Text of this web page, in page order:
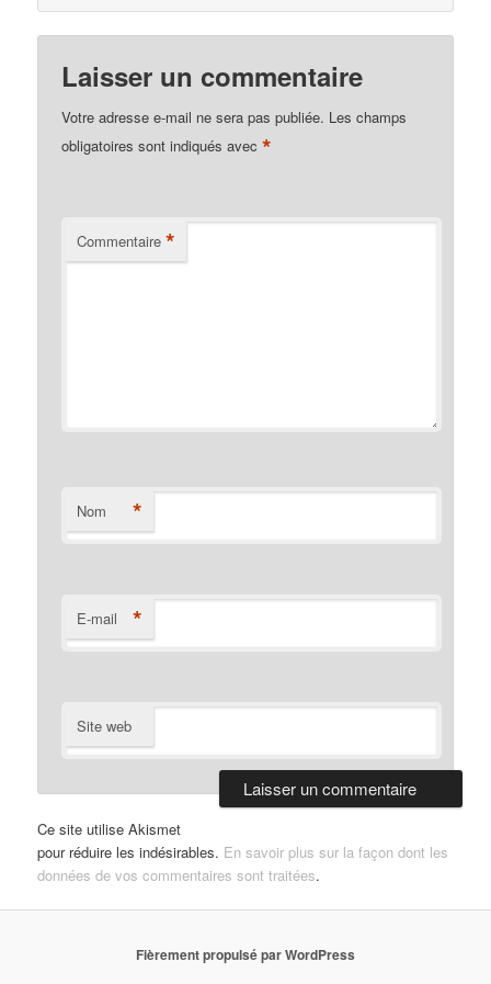
Laisser un commentaire
Votre adresse e-mail ne sera pas publiée. Les champs
obligatoires sont indiqués avec*
Commentaire *
Nom *
E-mail *
Site web
Ce site utilise Akismet
pour réduire les indésirables. En savoir plus sur la façon dont les
données de vos commentaires sont traitées.
Fièrement propulsé par WordPress